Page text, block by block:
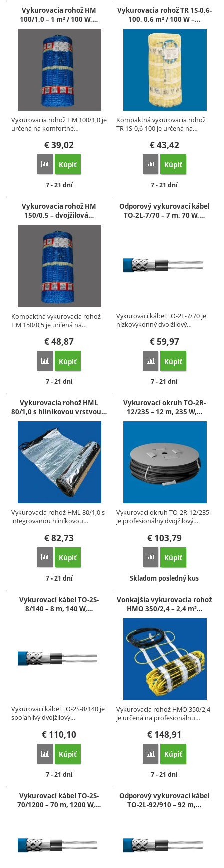
Vykurovacia rohož HM
100/1,0 – 1 m² / 100 W,…
Vykurovacia rohož HM 100/1,0 je
určená na komfortné…
€39,02
Porovnať
Kúpiť
Dostupnosť:
7 - 21 dní
Vykurovacia rohož TR 1S-0,6-
100, 0,6 m² / 100 W –…
Kompaktná vykurovacia rohož
TR 1S-0,6-100 je určená na…
€43,42
Porovnať
Kúpiť
Dostupnosť:
7 - 21 dní
Vykurovacia rohož HM
150/0,5 – dvojžilová…
Kompaktná vykurovacia rohož
HM 150/0,5 je určená na…
€48,87
Porovnať
Kúpiť
Dostupnosť:
7 - 21 dní
Odporový vykurovací kábel
TO-2L-7/70 – 7 m, 70 W,…
Vykurovací kábel TO-2L-7/70 je
nízkovýkonný dvojžilový…
€59,97
Porovnať
Kúpiť
Dostupnosť:
7 - 21 dní
Vykurovacia rohož HML
80/1,0 s hliníkovou vrstvou…
Vykurovacia rohož HML 80/1,0 s
integrovanou hliníkovou…
€82,73
Porovnať
Kúpiť
Dostupnosť:
7 - 21 dní
Vykurovací okruh TO-2R-
12/235 – 12 m, 235 W,…
Vykurovací okruh TO-2R-12/235
je profesionálny dvojžilový…
€103,79
Porovnať
Kúpiť
Dostupnosť:
Skladom posledný kus
Vykurovací kábel TO-2S-
8/140 – 8 m, 140 W,…
Vykurovací kábel TO-2S-8/140 je
spoľahlivý dvojžilový…
€ 110,10
Porovnať
Kúpiť
Dostupnosť:
7 - 21 dní
Vonkajšia vykurovacia rohož
HMO 350/2,4 – 2,4 m²…
Vykurovacia rohož HMO 350/2,4
je určená na profesionálnu…
€148,91
Porovnať
Kúpiť
Dostupnosť:
7 - 21 dní
Vykurovací kábel TO-2S-
70/1200 – 70 m, 1200 W,…
Odporový vykurovací kábel
TO-2L-92/910 – 92 m,…